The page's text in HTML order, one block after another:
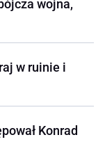
wojna,
w ruinie i
Konrad